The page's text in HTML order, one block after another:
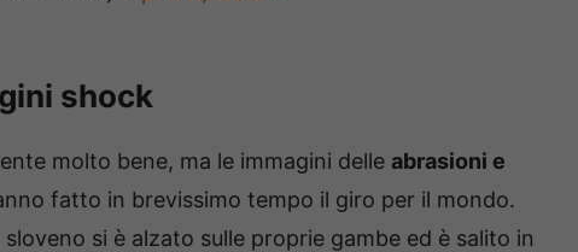
shock
molto bene, ma le immagini delle abrasioni e
fatto in brevissimo tempo il giro per il mondo.
si è alzato sulle proprie gambe ed è salito in